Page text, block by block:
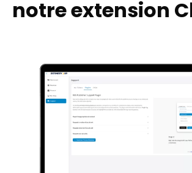
notre extension